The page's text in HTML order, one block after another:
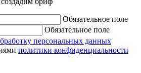
Обязательное поле
Обязательное поле
персональных данных
политики конфиденциальности